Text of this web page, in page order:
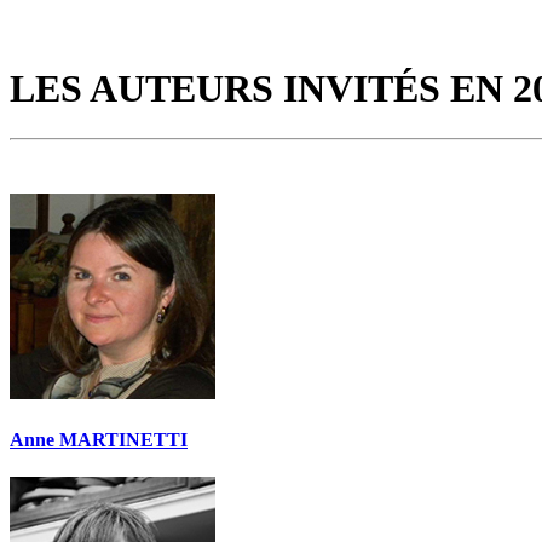
LES AUTEURS INVITÉS EN
Anne MARTINETTI